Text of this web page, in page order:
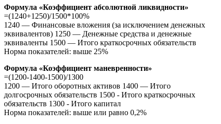
Формула «Коэффициент абсолютной ликвидности»
=(1240+1250)/1500*100%
1240 — Финансовые вложения (за исключением денежных
эквивалентов) 1250 — Денежные средства и денежные
эквиваленты 1500 — Итого краткосрочных обязательств
Норма показателей: выше 25%
Формула «Коэффициент маневренности»
=(1200-1400-1500)/1300
1200 — Итого оборотных активов 1400 — Итого
долгосрочных обязательств 1500 - Итого краткосрочных
обязательств 1300 - Итого капитал
Норма показателей: выше или равно 0,2%